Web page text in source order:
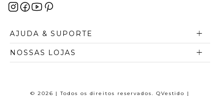
AJUDA & SUPORTE
NOSSAS LOJAS
© 2026 | Todos os direitos reservados. QVestido |